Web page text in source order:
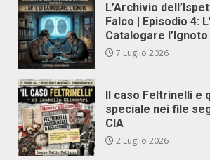
L’Archivio
Falco | Episodio 4:
Catalogare l’Ignoto
7 Luglio 2026
Il caso Feltrinelli e
speciale nei file
CIA
2 Luglio 2026